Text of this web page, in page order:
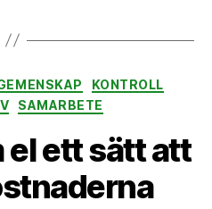
Kategorier
KONTROLL
SAMARBETE
el ett sätt att